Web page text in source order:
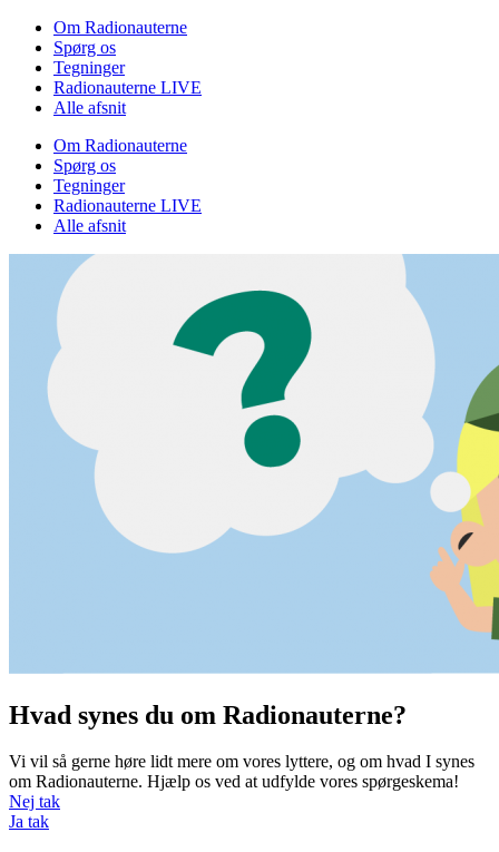
Om Radionauterne
Spørg os
Tegninger
Radionauterne LIVE
Alle afsnit
Om Radionauterne
Spørg os
Tegninger
Radionauterne LIVE
Alle afsnit
Hvad synes du om Radionauterne?
Vi vil så gerne høre lidt mere om vores lyttere, og om hvad I synes
om Radionauterne. Hjælp os ved at udfylde vores spørgeskema!
Nej tak
Ja tak